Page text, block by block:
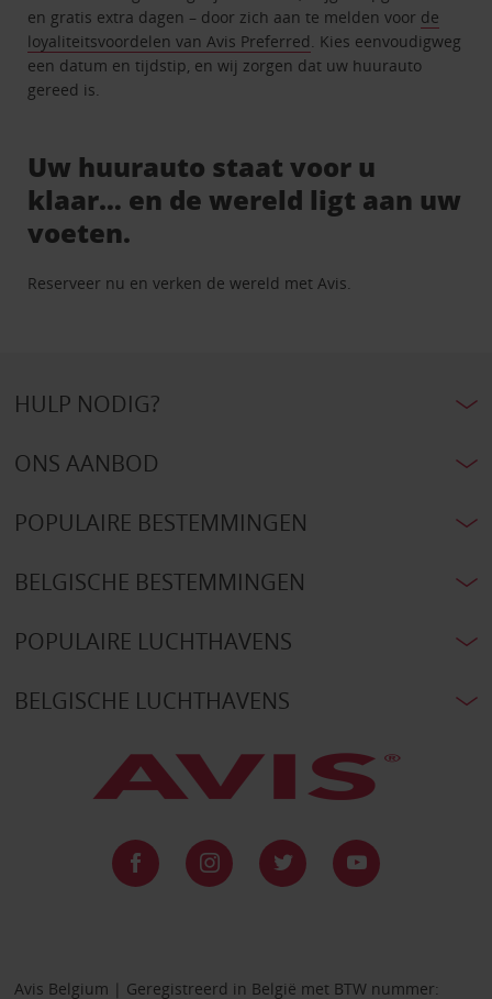
en gratis extra dagen – door zich aan te melden voor de
loyaliteitsvoordelen van Avis Preferred. Kies eenvoudigweg
een datum en tijdstip, en wij zorgen dat uw huurauto
gereed is.
Uw huurauto staat voor u
klaar… en de wereld ligt aan uw
voeten.
Reserveer nu en verken de wereld met Avis.
HULP NODIG?
ONS AANBOD
POPULAIRE BESTEMMINGEN
BELGISCHE BESTEMMINGEN
POPULAIRE LUCHTHAVENS
BELGISCHE LUCHTHAVENS
Avis Belgium | Geregistreerd in België met BTW nummer: